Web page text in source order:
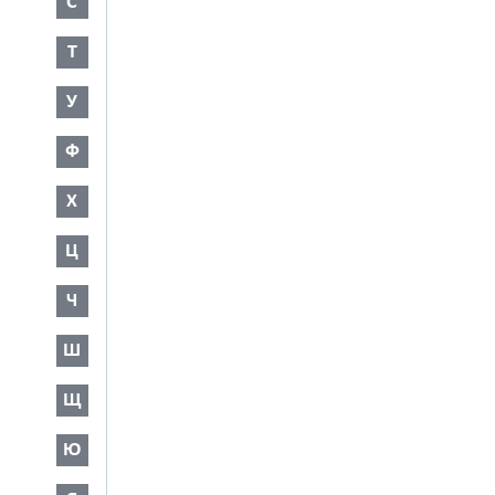
Т
У
Ф
Х
Ц
Ч
Ш
Щ
Ю